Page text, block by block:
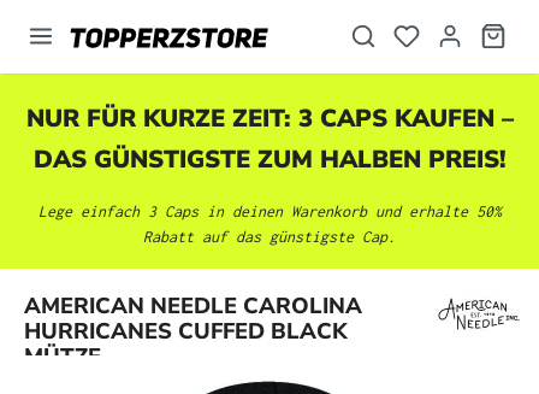
springen
NUR FÜR KURZE ZEIT: 3 CAPS KAUFEN –
DAS GÜNSTIGSTE ZUM HALBEN PREIS!
Lege einfach 3 Caps in deinen Warenkorb und erhalte 50%
Rabatt auf das günstigste Cap.
AMERICAN NEEDLE CAROLINA
HURRICANES CUFFED BLACK
MÜTZE
Bildergalerie überspringen